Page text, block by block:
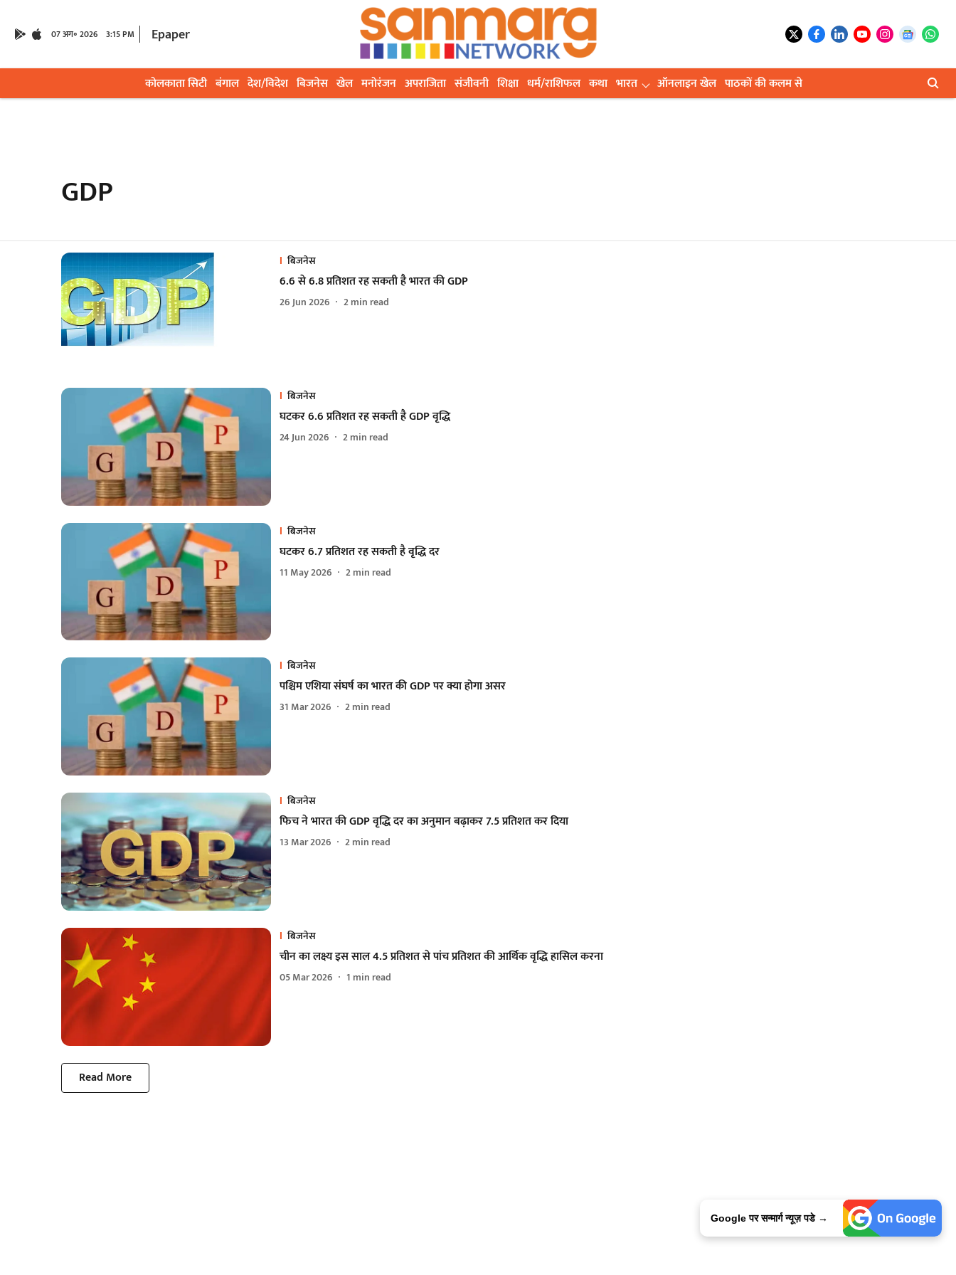
07 अग॰ 2026 3:15 PM Epaper
कोलकाता सिटी बंगाल देश/विदेश बिजनेस खेल मनोरंजन अपराजिता संजीवनी शिक्षा धर्म/राशिफल कथा भारत ऑनलाइन खेल पाठकों की कलम से
GDP
बिजनेस
6.6 से 6.8 प्रतिशत रह सकती है भारत की GDP
26 Jun 2026 2min read
बिजनेस
घटकर 6.6 प्रतिशत रह सकती है GDP वृद्धि
24 Jun 2026 2min read
बिजनेस
घटकर 6.7 प्रतिशत रह सकती है वृद्धि दर
11 May 2026 2min read
बिजनेस
पश्चिम एशिया संघर्ष का भारत की GDP पर क्या होगा असर
31 Mar 2026 2min read
बिजनेस
फिच ने भारत की GDP वृद्धि दर का अनुमान बढ़ाकर 7.5 प्रतिशत कर दिया
13 Mar 2026 2min read
बिजनेस
चीन का लक्ष्य इस साल 4.5 प्रतिशत से पांच प्रतिशत की आर्थिक वृद्धि हासिल करना
05 Mar 2026 1 min read
Read More
Google पर सन्मार्ग न्यूज़ पडे →